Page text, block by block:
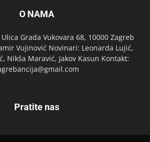
O NAMA
Grada Vukovara 68, 10000 Zagreb
Vujinović Novinari: Leonarda Lujić,
Nikša Maravić, Jakov Kasun Kontakt:
Pratite nas